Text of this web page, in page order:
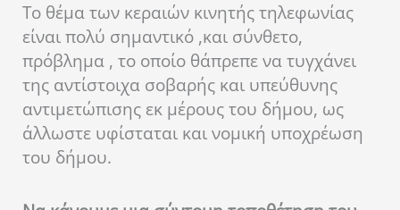
Το θέμα των κεραιών κινητής τηλεφωνίας
είναι πολύ σημαντικό ,και σύνθετο,
πρόβλημα , το οποίο θάπρεπε να τυγχάνει
της αντίστοιχα σοβαρής και υπεύθυνης
αντιμετώπισης εκ μέρους του δήμου, ως
άλλωστε υφίσταται και νομική υποχρέωση
του δήμου.